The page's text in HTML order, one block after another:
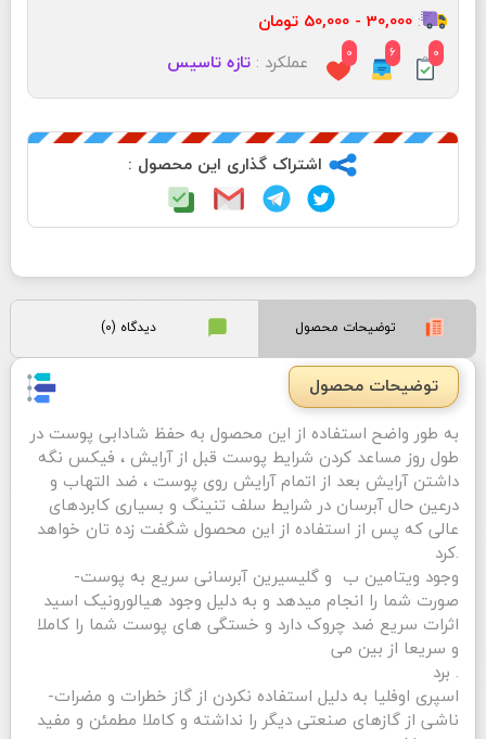
: 30,000 - 50,000 تومان
0
6
0 عملکرد : تازه تاسیس
اشتراک گذاری این محصول :
توضیحات محصول دیدگاه (0)
توضیحات محصول
به طور واضح استفاده از این محصول به حفظ شادابی پوست در
طول روز مساعد کردن شرایط پوست قبل از آرایش ، فیکس نگه
داشتن آرایش بعد از اتمام آرایش روی پوست ، ضد التهاب و
درعین حال آبرسان در شرایط سلف تنینگ و بسیاری کابردهای
عالی که پس از استفاده از این محصول شگفت زده تان خواهد
کرد.
-وجود ویتامین ب و گلیسیرین آبرسانی سریع به پوست
صورت شما را انجام میدهد و به دلیل وجود هیالورونیک اسید
اثرات سریع ضد چروک دارد و خستگی های پوست شما را کاملا
و سریعا از بین می
برد .
-اسپری اوفلیا به دلیل استفاده نکردن از گاز خطرات و مضرات
ناشی از گازهای صنعتی دیگر را نداشته و کاملا مطمئن و مفید